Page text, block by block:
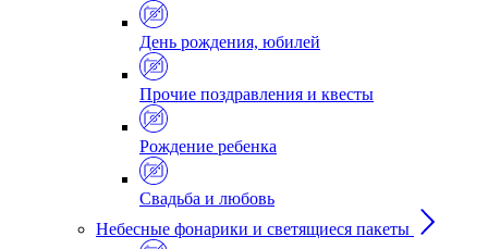
День рождения, юбилей
Прочие поздравления и квесты
Рождение ребенка
Свадьба и любовь
Небесные фонарики и светящиеся пакеты